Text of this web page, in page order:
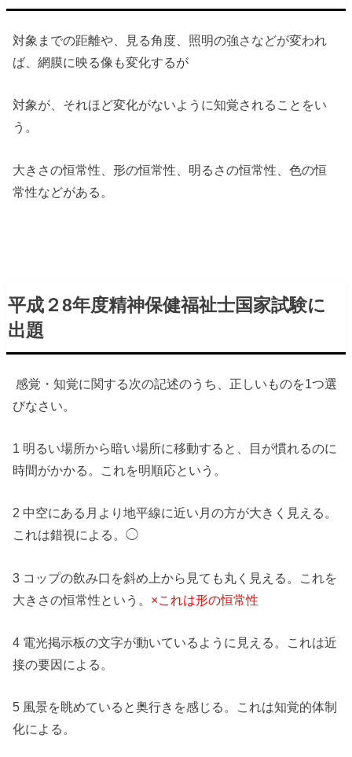
対象までの距離や、見る角度、照明の強さなどが変われ
ば、網膜に映る像も変化するが
対象が、それほど変化がないように知覚されることをい
う。
大きさの恒常性、形の恒常性、明るさの恒常性、色の恒
常性などがある。
平成２8年度精神保健福祉士国家試験に
出題
感覚・知覚に関する次の記述のうち、正しいものを1つ選
びなさい。
1 明るい場所から暗い場所に移動すると、目が慣れるのに
時間がかかる。これを明順応という。
2 中空にある月より地平線に近い月の方が大きく見える。
これは錯視による。◯
3 コップの飲み口を斜め上から見ても丸く見える。これを
大きさの恒常性という。 ×これは形の恒常性
4 電光掲示板の文字が動いているように見える。これは近
接の要因による。
5 風景を眺めていると奥行きを感じる。これは知覚的体制
化による。